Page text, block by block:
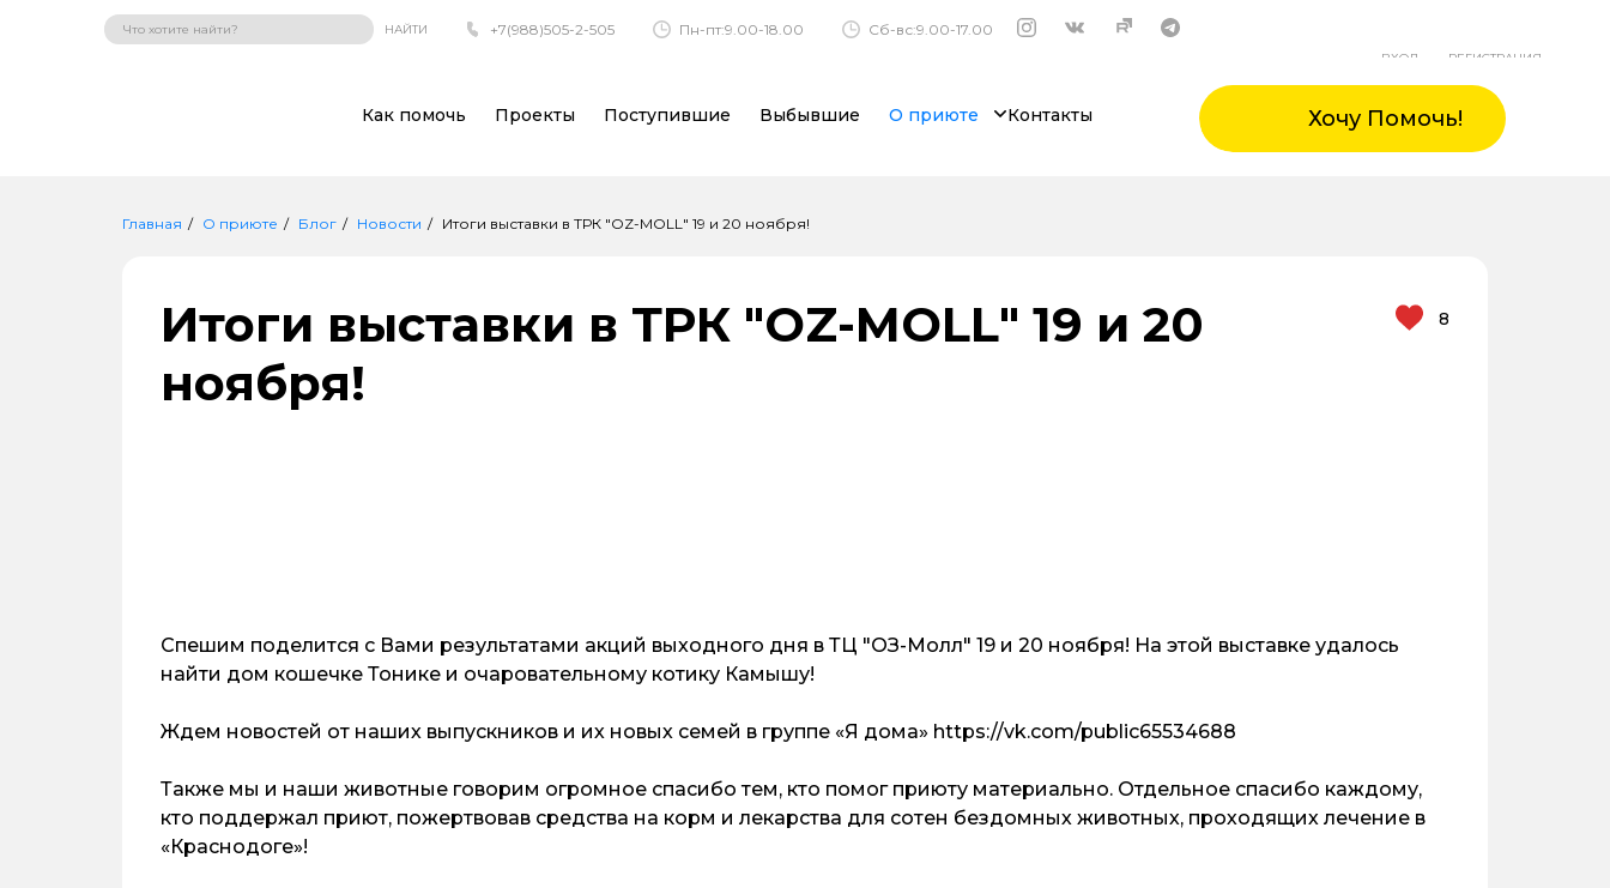
НАЙТИ +7(988)505-2-505 Пн-пт:9.00-18.00 Сб-вс:9.00-17.00
ВХОД РЕГИСТРАЦИЯ
Как помочь Проекты Поступившие Выбывшие О приюте Контакты Хочу Помочь!
Главная О приюте Блог Новости Итоги выставки в ТРК "OZ-MOLL" 19 и 20 ноября!
Итоги выставки в ТРК "OZ-MOLL" 19 и 20
ноября!
8
Спешим поделится с Вами результатами акций выходного дня в ТЦ "ОЗ-Молл" 19 и 20 ноября! На этой выставке удалось
найти дом кошечке Тонике и очаровательному котику Камышу!
Ждем новостей от наших выпускников и их новых семей в группе «Я дома» https://vk.com/public65534688
Также мы и наши животные говорим огромное спасибо тем, кто помог приюту материально. Отдельное спасибо каждому,
кто поддержал приют, пожертвовав средства на корм и лекарства для сотен бездомных животных, проходящих лечение в
«Краснодоге»!